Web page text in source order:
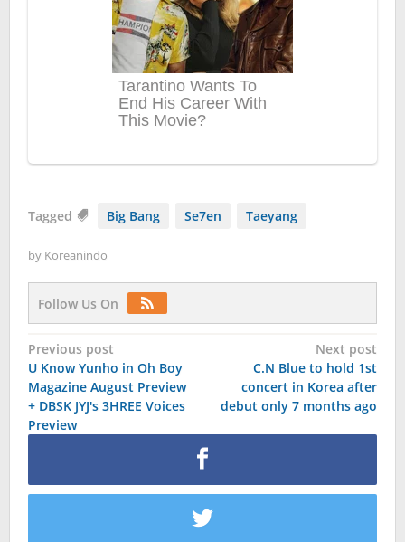
Tagged Big Bang Se7en Taeyang
by Koreanindo
Follow Us On
Post
navigation
Previous post
U Know Yunho in Oh Boy
Magazine August Preview
+ DBSK JYJ's 3HREE Voices
Preview
Next post
C.N Blue to hold 1st
concert in Korea after
debut only 7 months ago